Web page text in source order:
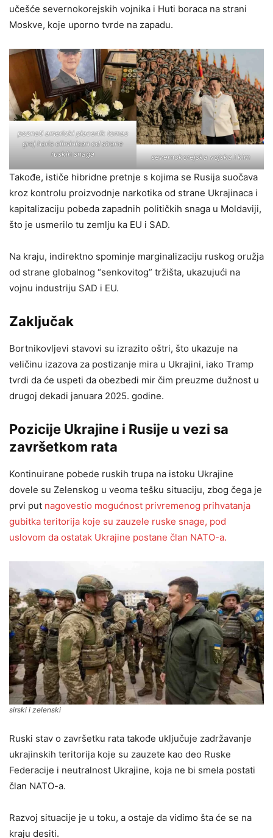
učešće severnokorejskih vojnika i Huti boraca na strani
Moskve, koje uporno tvrde na zapadu.
poznati americki placenik tomas
grej haris eliminisan od strane
ruskih snaga
severnokorejska vojska i kim
Takođe, ističe hibridne pretnje s kojima se Rusija suočava
kroz kontrolu proizvodnje narkotika od strane Ukrajinaca i
kapitalizaciju pobeda zapadnih političkih snaga u Moldaviji,
što je usmerilo tu zemlju ka EU i SAD.
Na kraju, indirektno spominje marginalizaciju ruskog oružja
od strane globalnog “senkovitog” tržišta, ukazujući na
vojnu industriju SAD i EU.
Zaključak
Bortnikovljevi stavovi su izrazito oštri, što ukazuje na
veličinu izazova za postizanje mira u Ukrajini, iako Tramp
tvrdi da će uspeti da obezbedi mir čim preuzme dužnost u
drugoj dekadi januara 2025. godine.
Pozicije Ukrajine i Rusije u vezi sa
završetkom rata
Kontinuirane pobede ruskih trupa na istoku Ukrajine
dovele su Zelenskog u veoma tešku situaciju, zbog čega je
prvi put nagovestio mogućnost privremenog prihvatanja
gubitka teritorija koje su zauzele ruske snage, pod
uslovom da ostatak Ukrajine postane član NATO-a.
sirski i zelenski
Ruski stav o završetku rata takođe uključuje zadržavanje
ukrajinskih teritorija koje su zauzete kao deo Ruske
Federacije i neutralnost Ukrajine, koja ne bi smela postati
član NATO-a.
Razvoj situacije je u toku, a ostaje da vidimo šta će se na
kraju desiti.